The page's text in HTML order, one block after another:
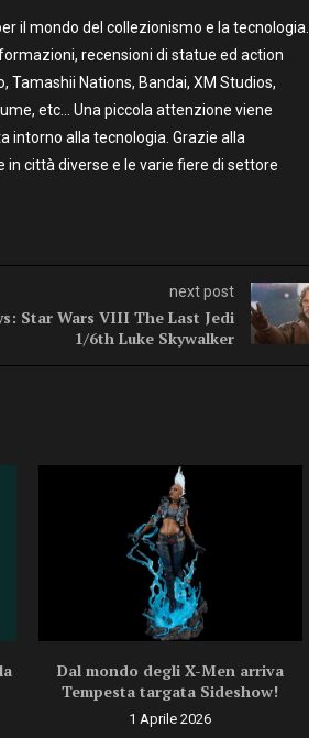
il mondo del collezionismo e la tecnologia.
recensioni di statue ed action
Tamashii Nations, Bandai, XM Studios,
etc… Una piccola attenzione viene
intorno alla tecnologia. Grazie alla
in città diverse e le varie fiere di settore
next post
Star Wars VIII The Last Jedi
1/6th Luke Skywalker
Dal mondo degli X-Men arriva
Tempesta targata Sideshow!
1 Aprile 2026